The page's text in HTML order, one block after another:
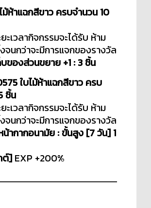
ม้ห้าแฉกสีขาว ครบจำนวน 10
ะเวลากิจกรรมจะได้รับ ห้าม
จนกว่าจะมีการแจกของรางวัล
ของส่วนขยาย +1 : 3 ชิ้น
ใบไม้ห้าแฉกสีขาว ครบ
ชิ้น
ะเวลากิจกรรมจะได้รับ ห้าม
จนกว่าจะมีการแจกของรางวัล
ากากอนามัย : ขั้นสูง [7 วัน] 1
ต์] EXP +200%